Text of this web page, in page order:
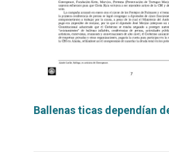
Ballenas ticas dependían